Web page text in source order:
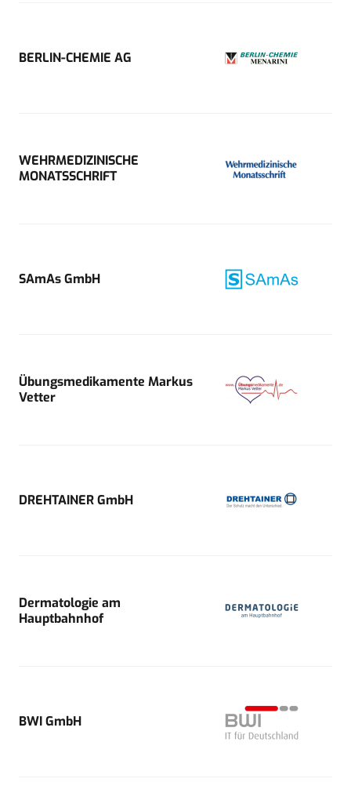
BERLIN-CHEMIE AG
WEHRMEDIZINISCHE
MONATSSCHRIFT
SAmAs GmbH
Übungsmedikamente Markus
Vetter
DREHTAINER GmbH
Dermatologie am
Hauptbahnhof
BWI GmbH